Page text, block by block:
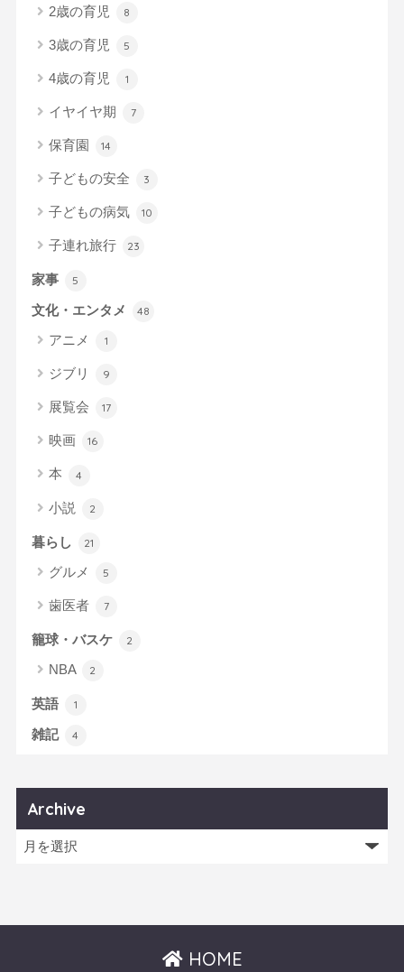
2歳の育児 8
3歳の育児 5
4歳の育児 1
イヤイヤ期 7
保育園 14
子どもの安全 3
子どもの病気 10
子連れ旅行 23
家事 5
文化・エンタメ 48
アニメ 1
ジブリ 9
展覧会 17
映画 16
本 4
小説 2
暮らし 21
グルメ 5
歯医者 7
籠球・バスケ 2
NBA 2
英語 1
雑記 4
Archive
HOME